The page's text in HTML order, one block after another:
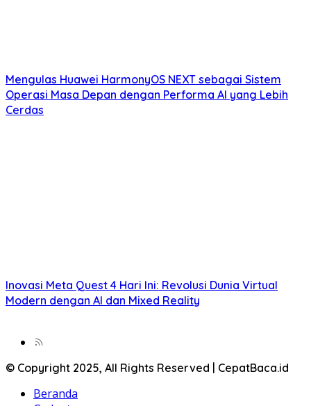
Mengulas Huawei HarmonyOS NEXT sebagai Sistem
Operasi Masa Depan dengan Performa AI yang Lebih
Cerdas
Inovasi Meta Quest 4 Hari Ini: Revolusi Dunia Virtual
Modern dengan AI dan Mixed Reality
© Copyright 2025, All Rights Reserved | CepatBaca.id
Beranda